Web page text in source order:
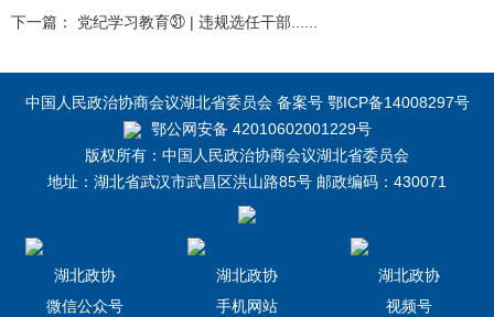
下一篇： 党纪学习教育㉛ | 违规选任干部......
中国人民政治协商会议湖北省委员会 备案号 鄂ICP备14008297号
鄂公网安备 42010602001229号
版权所有：中国人民政治协商会议湖北省委员会
地址：湖北省武汉市武昌区洪山路85号 邮政编码：430071
湖北政协
微信公众号
湖北政协
手机网站
湖北政协
视频号